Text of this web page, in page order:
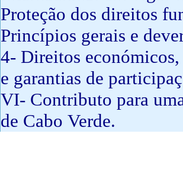
Proteção dos direitos
Princípios gerais e
4- Direitos
e garantias de
VI- Contributo para
de Cabo Verde.